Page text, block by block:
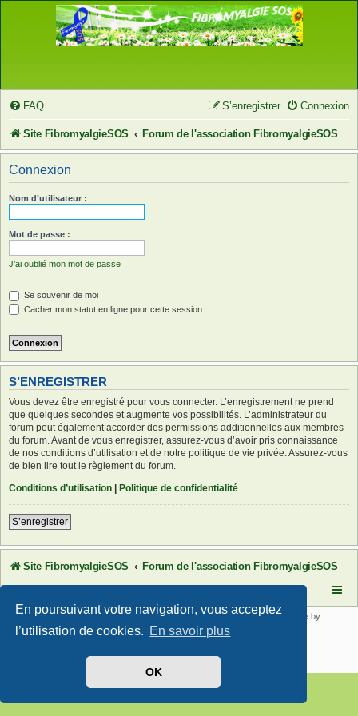
En poursuivant votre navigation, vous acceptez
l’utilisation de cookies. En savoir plus
OK
FAQ Connexion
S’enregistrer
Site FibromyalgieSOS Forum de l'association FibromyalgieSOS
Connexion
Nom d’utilisateur :
Mot de passe :
J’ai oublié mon mot de passe
Se souvenir de moi
Cacher mon statut en ligne pour cette session
S’ENREGISTRER
Vous devez être enregistré pour vous connecter. L’enregistrement ne prend
que quelques secondes et augmente vos possibilités. L’administrateur du
forum peut également accorder des permissions additionnelles aux membres
du forum. Avant de vous enregistrer, assurez-vous d’avoir pris connaissance
de nos conditions d’utilisation et de notre politique de vie privée. Assurez-vous
de bien lire tout le règlement du forum.
Conditions d’utilisation
Politique de confidentialité
S’enregistrer
Site FibromyalgieSOS Forum de l'association FibromyalgieSOS
Développé parphpBB® Forum Software © phpBB Limited | SE Square by
PhpBB3 BBCodes
Confidentialité|Conditions